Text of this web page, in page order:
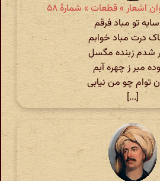
اشعار » قطعات » شمارهٔ ۵۸
تو مباد فرقم
درت مباد خوابم
شدم زبنده مگسل
مبر ز چهره آبم
توام چو من نیابی
[...]